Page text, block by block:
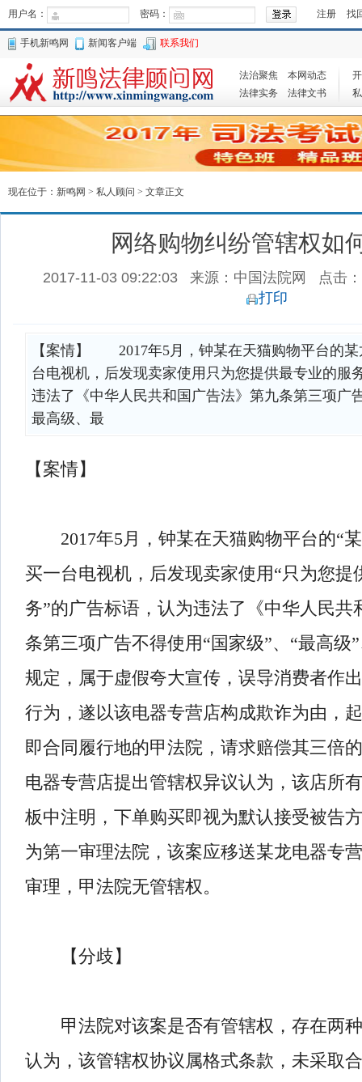
用户名： 密码： 注册 找
手机新鸣网 新闻客户端 联系我们
法治聚焦
本网动态
法律实务
法律文书
现在位于： 新鸣网 > 私人顾问 > 文章正文
网络购物纠纷管辖权如
2017-11-03 09:22:03 来源：中国法院网 点击：
打印
【案情】 2017年5月，钟某在天猫购物平台的某
台电视机，后发现卖家使用只为您提供最专业的服
违法了《中华人民共和国广告法》第九条第三项广
最高级、最
【案情】
2017年5月，钟某在天猫购物平台的“某
买一台电视机，后发现卖家使用“只为您提
务”的广告标语，认为违法了《中华人民共
条第三项广告不得使用“国家级”、“最高级
规定，属于虚假夸大宣传，误导消费者作
行为，遂以该电器专营店构成欺诈为由，
即合同履行地的甲法院，请求赔偿其三倍
电器专营店提出管辖权异议认为，该店所
板中注明，下单购买即视为默认接受被告
为第一审理法院，该案应移送某龙电器专
审理，甲法院无管辖权。
【分歧】
甲法院对该案是否有管辖权，存在两种
认为，该管辖权协议属格式条款，未采取